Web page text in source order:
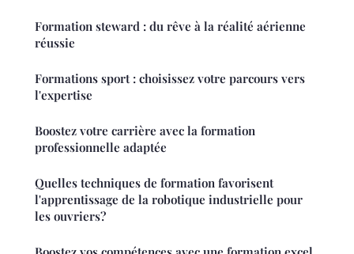
Formation steward : du rêve à la réalité aérienne
réussie
Formations sport : choisissez votre parcours vers
l'expertise
Boostez votre carrière avec la formation
professionnelle adaptée
Quelles techniques de formation favorisent
l'apprentissage de la robotique industrielle pour
les ouvriers?